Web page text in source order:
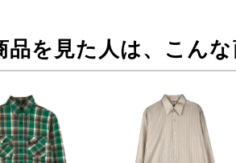
品を見た人は、こん